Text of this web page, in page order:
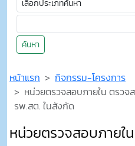
ค้นหา
หน้าแรก
กิจกรรม-โครงการ
หน่วยตรวจสอบภายใน ตรวจ
รพ.สต. ในสังกัด
หน่วยตรวจสอบภายใ